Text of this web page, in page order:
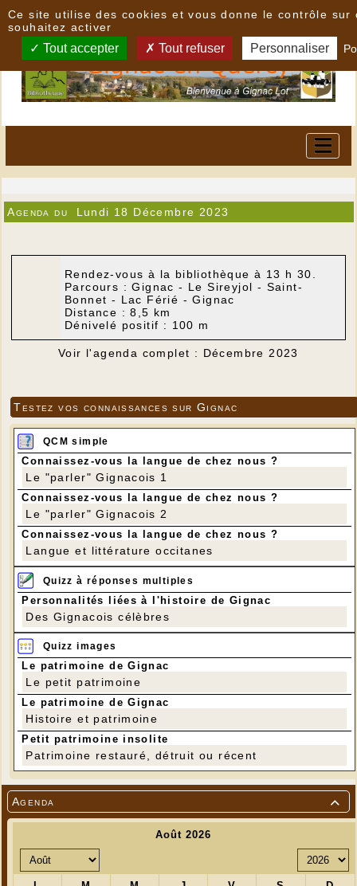

Agenda
Agenda du Lundi 18 Décembre 2023
Rendez-vous à la bibliothèque à 13 h 30.
Parcours : Gignac - Le Sireyjol - Saint-
Bonnet - Lac Férié - Gignac
Distance : 8,5 km
Dénivelé positif : 100 m
Voir l'agenda complet : Décembre 2023
Testez vos connaissances sur Gignac
QCM simple
Connaissez-vous la langue de chez nous ?
Le "parler" Gignacois 1
Connaissez-vous la langue de chez nous ?
Le "parler" Gignacois 2
Connaissez-vous la langue de chez nous ?
Langue et littérature occitanes
Quizz à réponses multiples
Personnalités liées à l'histoire de Gignac
Des Gignacois célèbres
Quizz images
Le patrimoine de Gignac
Le petit patrimoine
Le patrimoine de Gignac
Histoire et patrimoine
Petit patrimoine insolite
Patrimoine restauré, détruit ou récent
Ce site utilise des cookies et vous donne le contrôle sur
souhaitez activer
Tout accepter Tout refuser Personnaliser